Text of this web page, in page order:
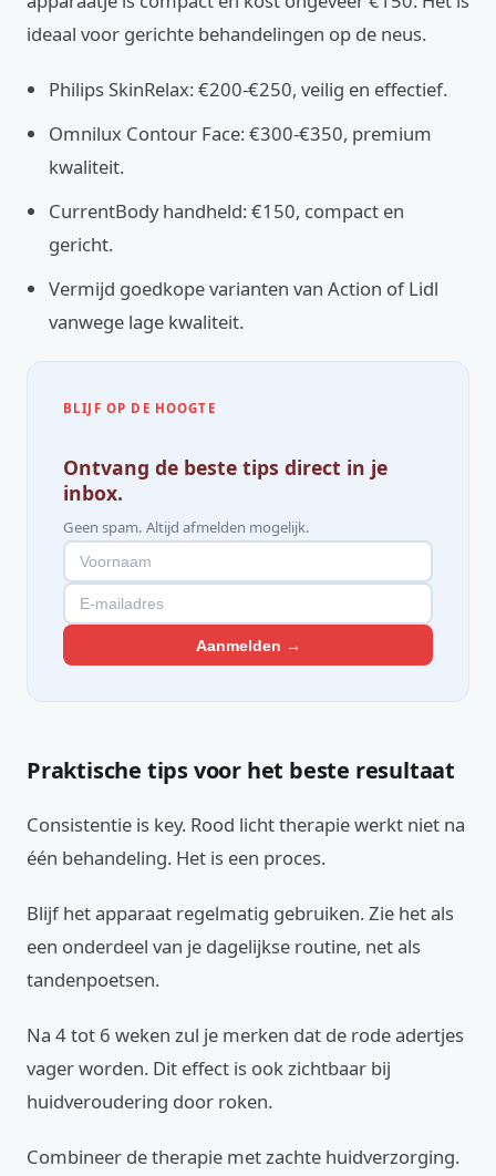
ideaal voor gerichte behandelingen op de neus.
Philips SkinRelax: €200-€250, veilig en effectief.
Omnilux Contour Face: €300-€350, premium
kwaliteit.
CurrentBody handheld: €150, compact en
gericht.
Vermijd goedkope varianten van Action of Lidl
vanwege lage kwaliteit.
BLIJF OP DE HOOGTE
Ontvang de beste tips direct in je
inbox.
Geen spam. Altijd afmelden mogelijk.
Aanmelden →
Praktische tips voor het beste resultaat
Consistentie is key. Rood licht therapie werkt niet na
één behandeling. Het is een proces.
Blijf het apparaat regelmatig gebruiken. Zie het als
een onderdeel van je dagelijkse routine, net als
tandenpoetsen.
Na 4 tot 6 weken zul je merken dat de rode adertjes
vager worden. Dit effect is ook zichtbaar bij
huidveroudering door roken.
Combineer de therapie met zachte huidverzorging.